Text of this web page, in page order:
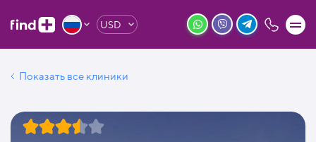
USD
Показать все клиники